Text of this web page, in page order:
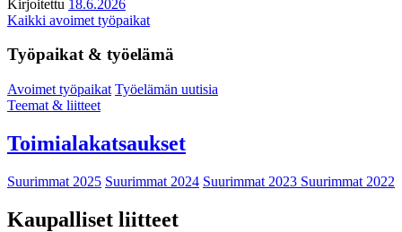
Kirjoitettu 18.6.2026
Kaikki avoimet työpaikat
Työpaikat & työelämä
Avoimet työpaikat Työelämän uutisia
Teemat & liitteet
Toimialakatsaukset
Suurimmat 2025 Suurimmat 2024 Suurimmat 2023 Suurimmat 2022
Kaupalliset liitteet